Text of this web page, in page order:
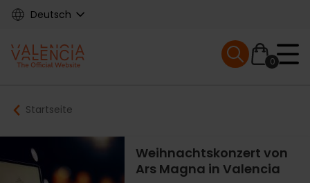
Skip
content
Deutsch
Main
navigation
0
Mobile menu
Breadcrumb
Startseite
Weihnachtskonzert von
Ars Magna in Valencia